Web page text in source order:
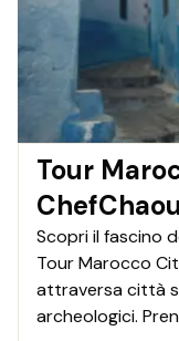
Tour
Scopri il fascino
Tour Marocco
attraversa città
archeologici.